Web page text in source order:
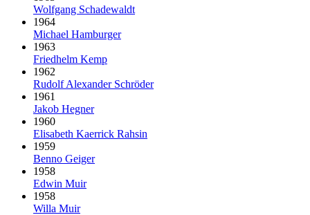
Wolfgang Schadewaldt
1964
Michael Hamburger
1963
Friedhelm Kemp
1962
Rudolf Alexander Schröder
1961
Jakob Hegner
1960
Elisabeth Kaerrick Rahsin
1959
Benno Geiger
1958
Edwin Muir
1958
Willa Muir